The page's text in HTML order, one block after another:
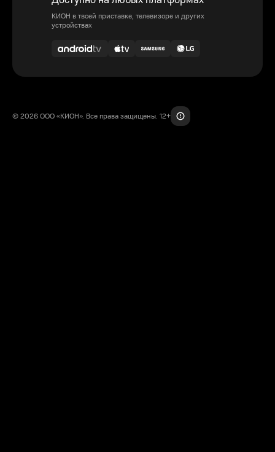
КИОН в твоей приставке, телевизоре и других
устройствах
© 2026 ООО «КИОН». Все права защищены. 12+